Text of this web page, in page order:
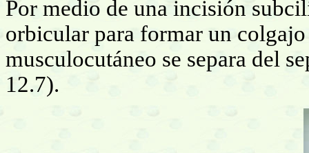
Por medio de una incisión
orbicular para formar un
musculocutáneo se separa del
12.7).